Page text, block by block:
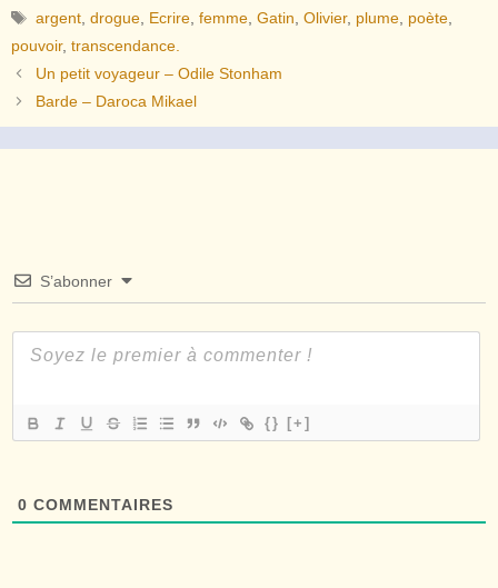
Étiquettes
argent ,drogue Ecrire ,femme ,Gatin ,Olivier, plume poète
pouvoir, transcendance.
Un petit voyageur – Odile Stonham
Barde – Daroca Mikael
S’abonner
{} [+]
0 COMMENTAIRES